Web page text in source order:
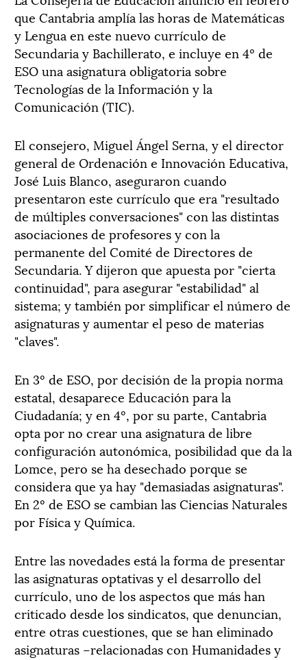
que Cantabria amplía las horas de Matemáticas
y Lengua en este nuevo currículo de
Secundaria y Bachillerato, e incluye en 4º de
ESO una asignatura obligatoria sobre
Tecnologías de la Información y la
Comunicación (TIC).
El consejero, Miguel Ángel Serna, y el director
general de Ordenación e Innovación Educativa,
José Luis Blanco, aseguraron cuando
presentaron este currículo que era "resultado
de múltiples conversaciones" con las distintas
asociaciones de profesores y con la
permanente del Comité de Directores de
Secundaria. Y dijeron que apuesta por "cierta
continuidad", para asegurar "estabilidad" al
sistema; y también por simplificar el número de
asignaturas y aumentar el peso de materias
"claves".
En 3º de ESO, por decisión de la propia norma
estatal, desaparece Educación para la
Ciudadanía; y en 4º, por su parte, Cantabria
opta por no crear una asignatura de libre
configuración autonómica, posibilidad que da la
Lomce, pero se ha desechado porque se
considera que ya hay "demasiadas asignaturas".
En 2º de ESO se cambian las Ciencias Naturales
por Física y Química.
Entre las novedades está la forma de presentar
las asignaturas optativas y el desarrollo del
currículo, uno de los aspectos que más han
criticado desde los sindicatos, que denuncian,
entre otras cuestiones, que se han eliminado
asignaturas –relacionadas con Humanidades y